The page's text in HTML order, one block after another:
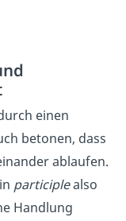
einen
betonen, dass
ablaufen.
participlealso
Handlung